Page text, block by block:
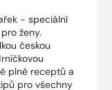
- speciální
ženy.
českou
plné receptů a
pro všechny